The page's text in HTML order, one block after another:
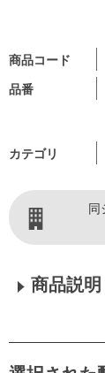
商品コード
品番
カテゴリ
同
商品説明